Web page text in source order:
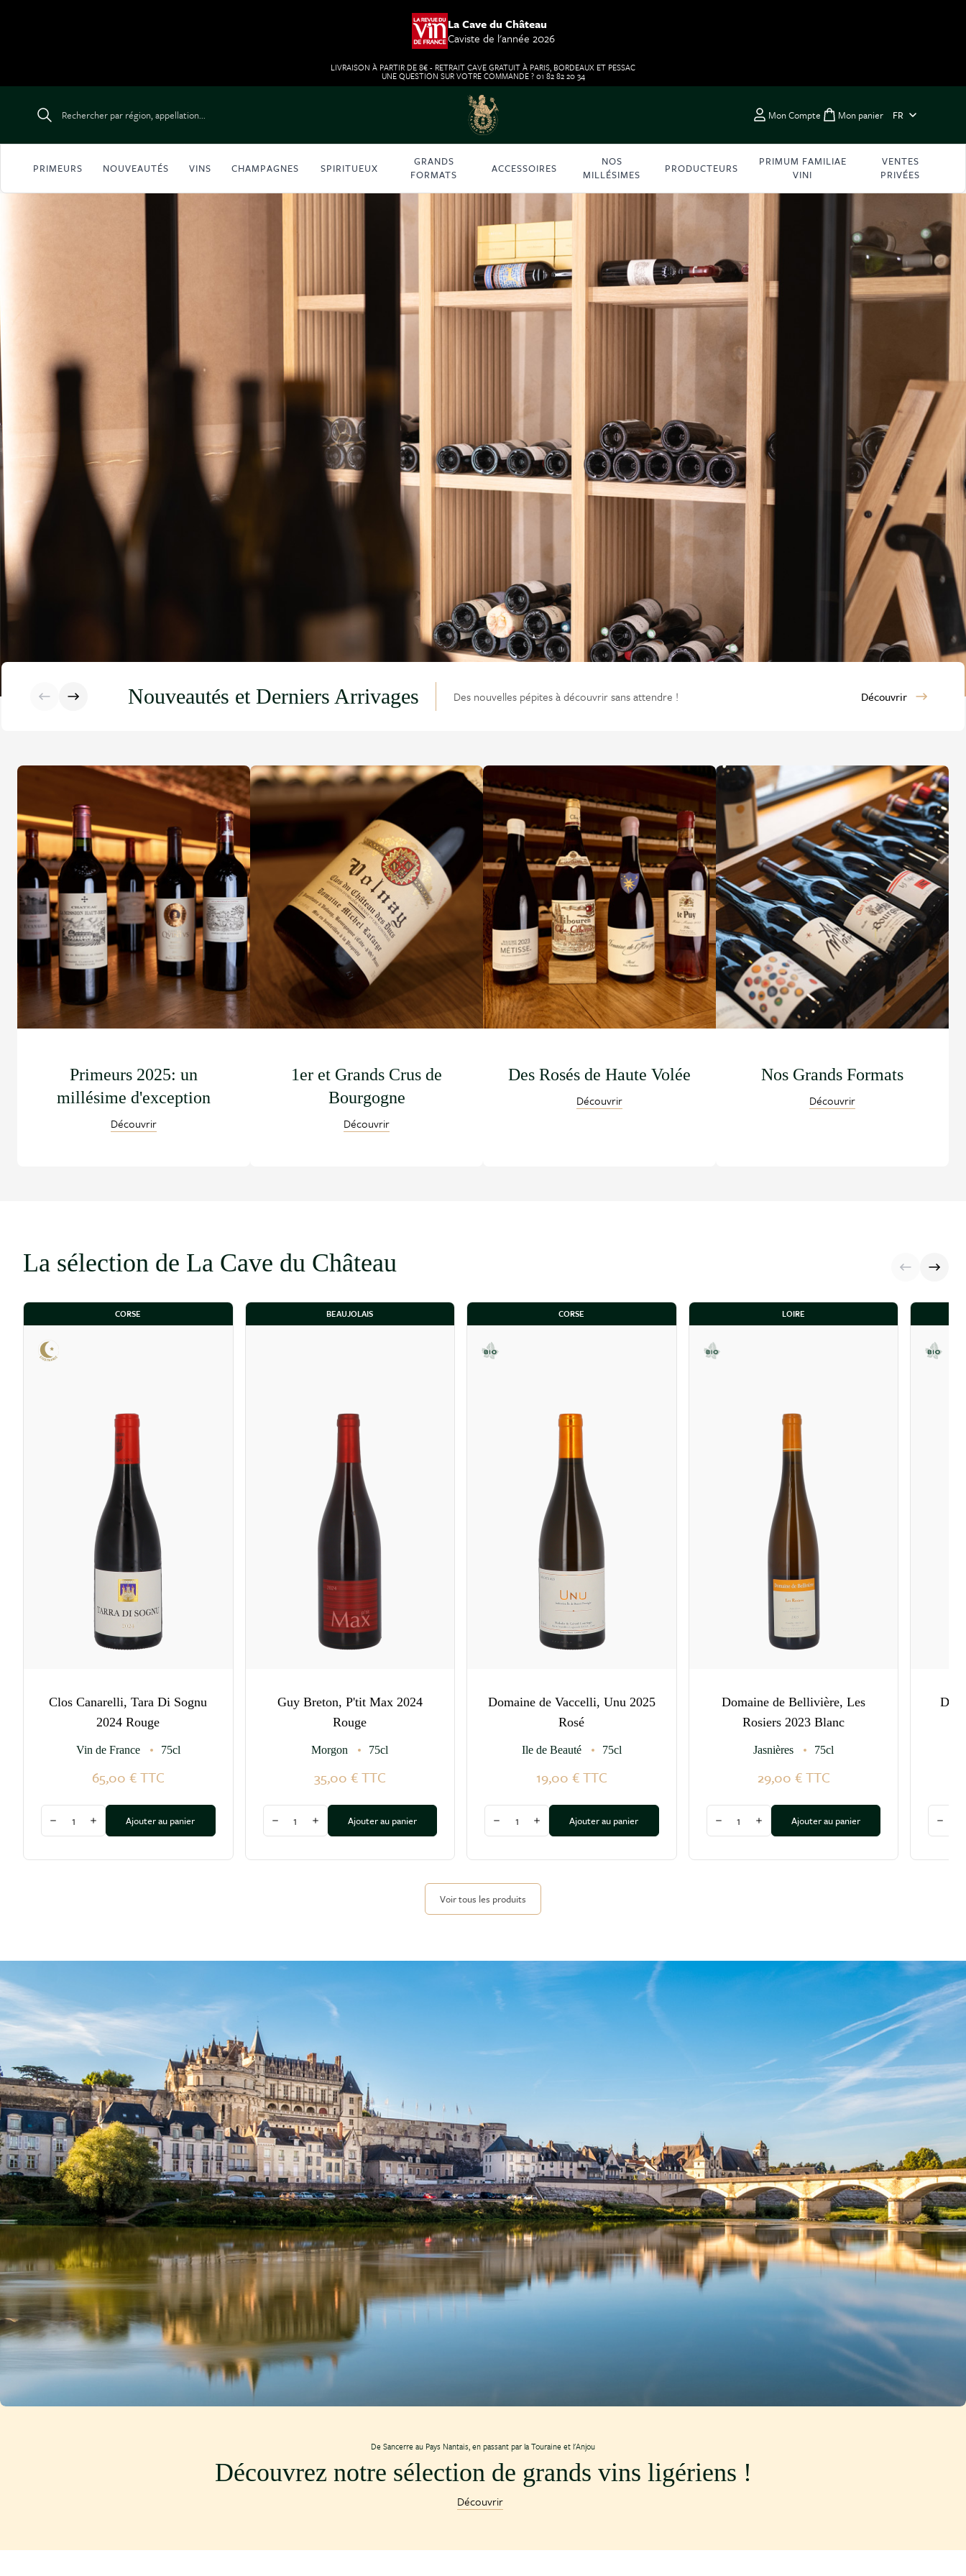
La Cave du Château
Caviste de l'année 2026
LIVRAISON À PARTIR DE 8€ - RETRAIT CAVE GRATUIT À PARIS, BORDEAUX ET PESSAC
UNE QUESTION SUR VOTRE COMMANDE ? 01 82 82 20 34
Rechercher par région, appellation... Mon Compte Toggle minicart,
Mon panier FR
PRIMEURS NOUVEAUTÉS VINS CHAMPAGNES SPIRITUEUX
GRANDS
FORMATS
ACCESSOIRES
NOS
MILLÉSIMES
PRODUCTEURS
PRIMUM FAMILIAE
VINI
VENTES
PRIVÉES
Nouveautés et Derniers Arrivages Des nouvelles pépites à découvrir sans attendre ! Découvrir
Primeurs 2025: un
millésime d'exception
Découvrir
1er et Grands Crus de
Bourgogne
Découvrir
Des Rosés de Haute Volée
Découvrir
Nos Grands Formats
Découvrir
La sélection de La Cave du Château
CORSE
Clos Canarelli, Tara Di Sognu
2024 Rouge
Vin de France 75cl
65,00 €TTC
Diminuer la quantité
Augmenter la quantité
Ajouter au panier
BEAUJOLAIS
Guy Breton, P'tit Max 2024
Rouge
Morgon 75cl
35,00 €TTC
Diminuer la quantité
Augmenter la quantité
Ajouter au panier
CORSE
Domaine de Vaccelli, Unu 2025
Rosé
Ile de Beauté 75cl
19,00 €TTC
Diminuer la quantité
Augmenter la quantité
Ajouter au panier
LOIRE
Domaine de Bellivière, Les
Rosiers 2023 Blanc
Jasnières 75cl
29,00 € TTC
Diminuer la quantité
Augmenter la quantité
Ajouter au panier
Voir tous les produits
De Sancerre au Pays Nantais, en passant par la Touraine et l'Anjou
Découvrez notre sélection de grands vins ligériens !
Découvrir